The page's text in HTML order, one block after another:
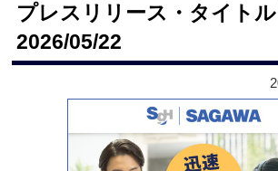
プレスリリース・タイト
2026/05/22